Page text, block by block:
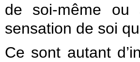
de soi-même ou
sensation de soi
Ce sont autant